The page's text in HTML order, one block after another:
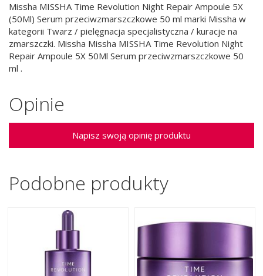
Missha MISSHA Time Revolution Night Repair Ampoule 5X
(50Ml) Serum przeciwzmarszczkowe 50 ml marki Missha w
kategorii Twarz / pielęgnacja specjalistyczna / kuracje na
zmarszczki. Missha Missha MISSHA Time Revolution Night
Repair Ampoule 5X 50Ml Serum przeciwzmarszczkowe 50
ml .
Opinie
Napisz swoją opinię produktu
Podobne produkty